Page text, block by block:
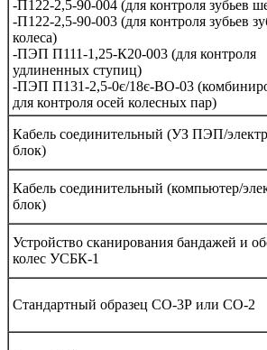
-П122-2,5-90-004 (для контроля зубьев
-П122-2,5-90-003 (для контроля зубьев
колеса)
-ПЭП П111-1,25-К20-003 (для контроля
удлиненных ступиц)
-ПЭП П131-2,5-0є/18є-ВО-03
для контроля осей колесных пар)
Кабель соединительный (УЗ ПЭП/
блок)
Кабель соединительный (компьютер/
блок)
Устройство сканирования бандажей и
колес УСБК-1
Стандартный образец СО-3Р или СО-2